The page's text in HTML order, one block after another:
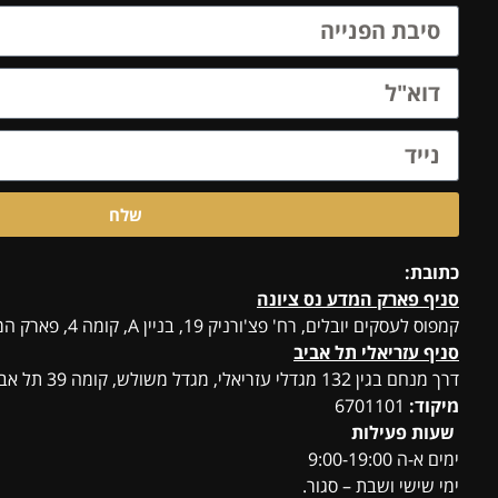
שלח
כתובת:
סניף פארק המדע נס ציונה
קמפוס לעסקים יובלים, רח' פצ'ורניק 19, בניין A, קומה 4, פארק המדע, נס ציונה
סניף עזריאלי תל אביב
דרך מנחם בגין 132 מגדלי עזריאלי, מגדל משולש, קומה 39 תל אביב יפו
מיקוד:
שעות פעילות
ימים א-ה 9:00-19:00
ימי שישי ושבת – סגור.